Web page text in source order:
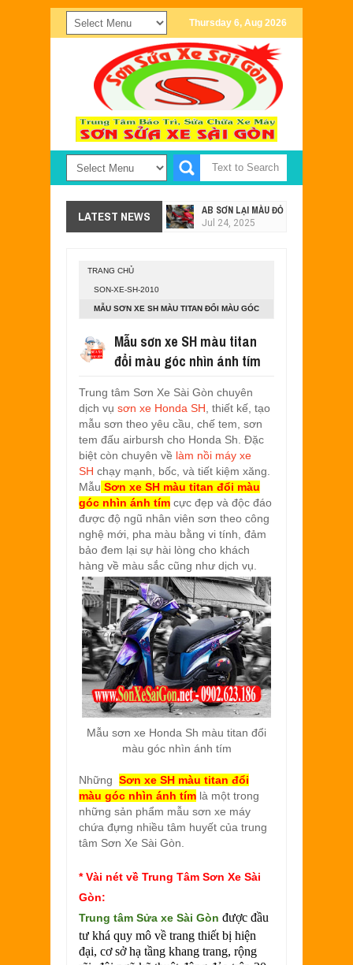
Thursday 6, Aug 2026
LATEST NEWS AB SƠN LẠI MÀU ĐỎ - XÁM TẠI SƠN
Jul 24, 2025
May 15, 2023
SƠN XE EXCITER 2010 MÀU ĐỎ CAM
SƠN TEM ĐẤU XE NOUVO LX MÀU
Jul 31, 2022
SƠN XE ATTILA ELIZABETH PHỐI
Jun 11,
SƠN XE NOUVO LX PHỐI MÀU XANH
May 31, 2022
SƠN ĐỔI MÀU GÓC NHÌN HONDA PS
Mar 31, 2022
SƠN PHỐI MÀU XE ATTILA
Mar 17, 2022
TRANG CHỦ
SON-XE-SH-2010
MẪU SƠN XE SH MÀU TITAN ĐỔI MÀU GÓC
Mẫu sơn xe SH màu titan
đổi màu góc nhìn ánh tím
Trung tâm Sơn Xe Sài Gòn chuyên
dịch vụ sơn xe Honda SH , thiết kế, tạo
mẫu sơn theo yêu cầu, chế tem, sơn
tem đấu airbursh cho Honda Sh. Đặc
biệt còn chuyên về làm nồi máy xe
SH chạy mạnh, bốc, và tiết kiệm xăng.
Mẫu Sơn xe SH màu titan đổi màu
góc nhìn ánh tím cực đẹp và độc đáo
được độ ngũ nhân viên sơn theo công
nghệ mới, pha màu bằng vi tính, đảm
bảo đem lại sự hài lòng cho khách
hàng về màu sắc cũng như dịch vụ.
Mẫu sơn xe Honda Sh màu titan đổi
màu góc nhìn ánh tím
Những Sơn xe SH màu titan đổi
màu góc nhìn ánh tím là một trong
những sản phẩm mẫu sơn xe máy
chứa đựng nhiều tâm huyết của trung
tâm Sơn Xe Sài Gòn.
* Vài nét về Trung Tâm Sơn Xe Sài
Gòn:
Trung tâm Sửa xe Sài Gòn được đầu
tư khá quy mô về trang thiết bị hiện
đại, cơ sở hạ tầng khang trang, rộng